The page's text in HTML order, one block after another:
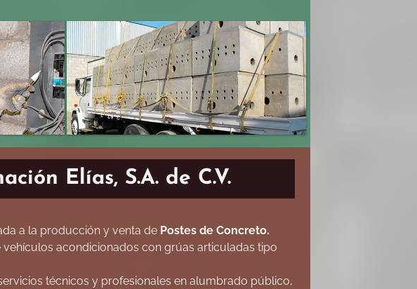
Elías, S.A. de C.V.
a la producción y venta de Postes de Concreto.
acondicionados con grúas articuladas tipo
técnicos y profesionales en alumbrado público,